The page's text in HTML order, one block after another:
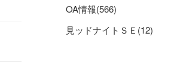
OA情報(566)
見ッドナイトＳＥ(12)